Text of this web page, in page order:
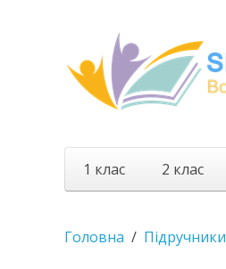
1 клас 2 клас
Головна Підручники